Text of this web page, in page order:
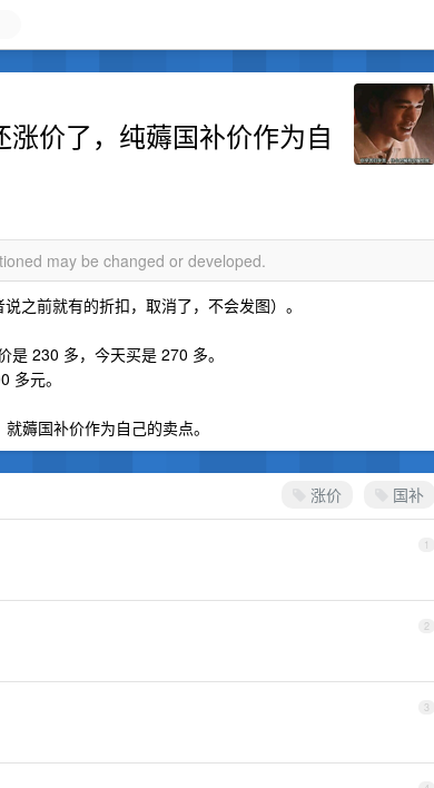
价了，纯薅国补价作为自
may be changed or developed.
之前就有的折扣，取消了，不会发图）。
230 多，今天买是 270 多。
多元。
薅国补价作为自己的卖点。
涨价 国补
1
2
3